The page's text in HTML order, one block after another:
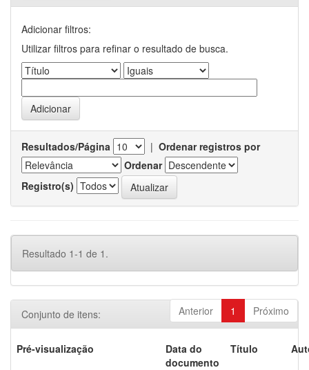
Adicionar filtros:
Utilizar filtros para refinar o resultado de busca.
Resultados/Página | Ordenar registros por
Ordenar
Registro(s)
Resultado 1-1 de 1.
Anterior 1 Próximo
Conjunto de itens:
Pré-visualização
Data do
documento
Título